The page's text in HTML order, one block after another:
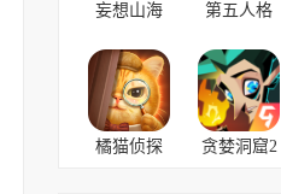
妄想山海
最新版
第五人格
卓官方版
橘猫侦探
贪婪洞窟2